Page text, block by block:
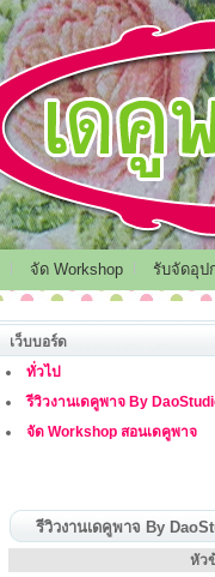
จัด Workshop รับจัดอุป
เว็บบอร์ด
ทั่วไป
รีวิวงานเดคูพาจ By
จัด Workshop สอนเดคูพาจ
รีวิวงานเดคูพาจ By
หัว